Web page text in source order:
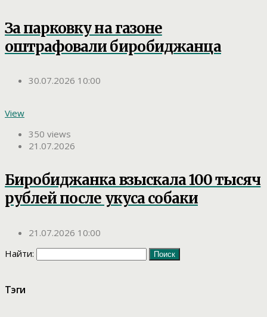
За парковку на газоне
оштрафовали биробиджанца
30.07.2026 10:00
View
350 views
21.07.2026
Биробиджанка взыскала 100 тысяч
рублей после укуса собаки
21.07.2026 10:00
Найти:
Тэги